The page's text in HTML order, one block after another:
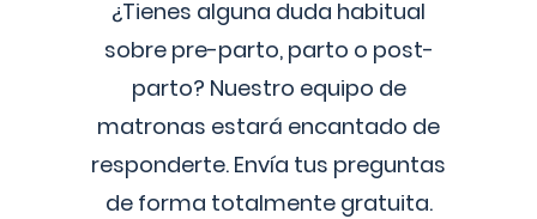
¿Tienes alguna duda habitual
sobre pre-parto, parto o post-
parto? Nuestro equipo de
matronas estará encantado de
responderte. Envía tus preguntas
de forma totalmente gratuita.